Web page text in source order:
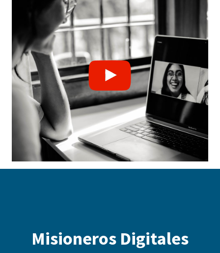
Misioneros Digitales